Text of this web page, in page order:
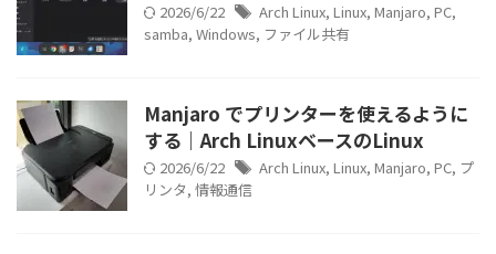
2026/6/22 Arch Linux, Linux, Manjaro, PC,
samba, Windows, ファイル共有
Manjaro でプリンターを使えるように
する｜Arch LinuxベースのLinux
2026/6/22 Arch Linux, Linux, Manjaro, PC, プ
リンタ, 情報通信